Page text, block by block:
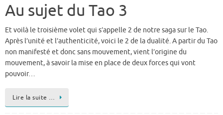
Au sujet du Tao 3
Et voilà le troisième volet qui s’appelle 2 de notre saga sur le Tao.
Après l’unité et l’authenticité, voici le 2 de la dualité. A partir du Tao
non manifesté et donc sans mouvement, vient l’origine du
mouvement, à savoir la mise en place de deux forces qui vont
pouvoir…
Lire la suite …